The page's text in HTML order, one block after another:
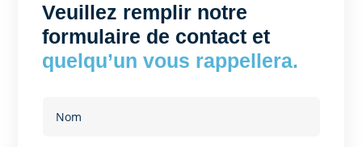
Veuillez remplir notre
formulaire de contact et
quelqu’un vous rappellera.